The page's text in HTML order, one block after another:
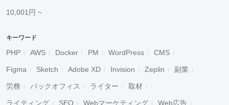
10,001円 ~
キーワード
PHP AWS Docker PM WordPress CMS
Figma Sketch Adobe XD Invision Zeplin 副業
労務 バックオフィス ライター 取材
ライティング SEO Webマーケティング Web広告